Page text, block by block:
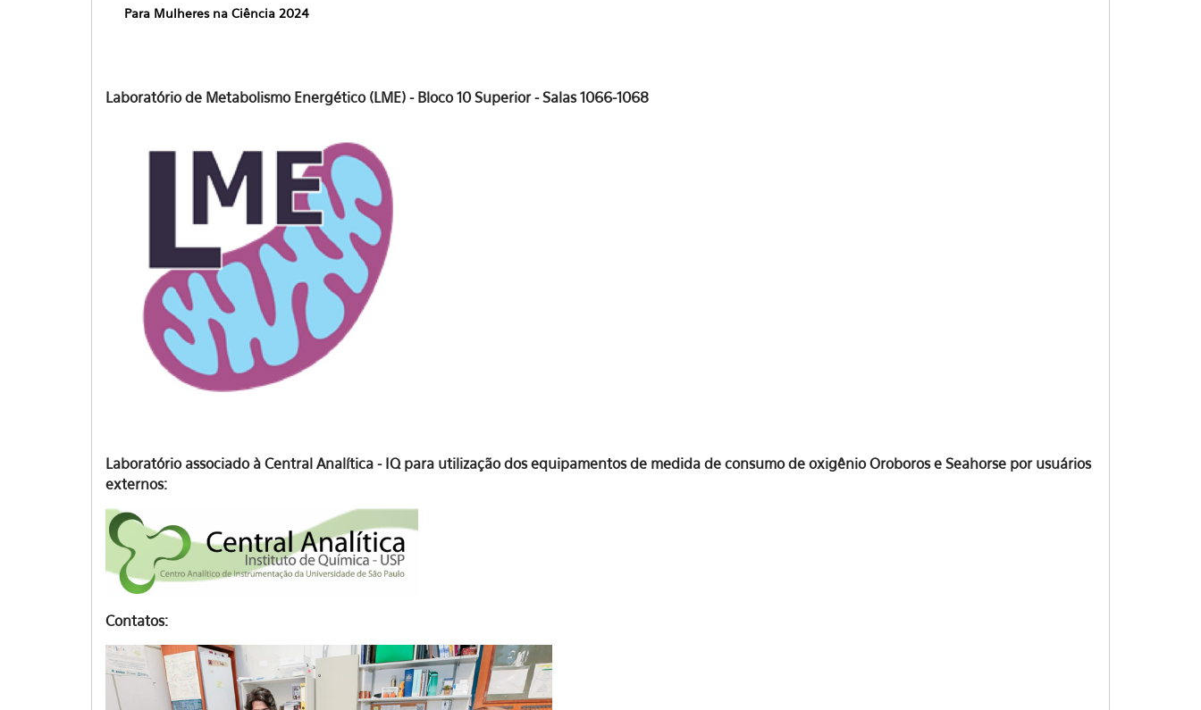
Para Mulheres na Ciência 2024
Laboratório de Metabolismo Energético (LME) - Bloco 10 Superior - Salas 1066-1068
Laboratório associado à Central Analítica - IQ para utilização dos equipamentos de medida de consumo de oxigênio Oroboros e Seahorse por usuários
externos:
Contatos: